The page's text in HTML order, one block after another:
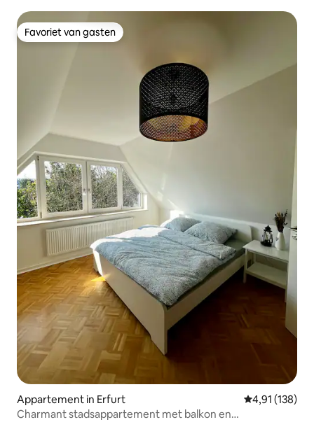
Favoriet van gasten
Favoriet van gasten
Appartement in Erfurt Gemiddelde
4,91 (138)
Charmant stadsappartement met balkon en